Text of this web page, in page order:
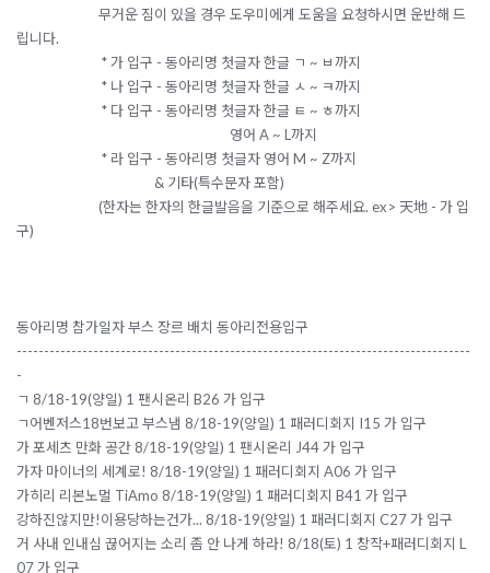
무거운 짐이 있을 경우 도우미에게 도움을 요청하시면 운반해 드
립니다.
* 가 입구 - 동아리명 첫글자 한글 ㄱ ~ ㅂ까지
* 나 입구 - 동아리명 첫글자 한글 ㅅ ~ ㅋ까지
* 다 입구 - 동아리명 첫글자 한글 ㅌ ~ ㅎ까지
영어 A ~ L까지
* 라 입구 - 동아리명 첫글자 영어 M ~ Z까지
& 기타(특수문자 포함)
(한자는 한자의 한글발음을 기준으로 해주세요. ex> 天地 - 가 입
구)
동아리명 참가일자 부스 장르 배치 동아리전용입구
-----------------------------------------------------------------------------------
-
ㄱ 8/18-19(양일) 1 팬시온리 B26 가 입구
ㄱ어벤저스18번보고 부스냄 8/18-19(양일) 1 패러디회지 I15 가 입구
가 포세츠 만화 공간 8/18-19(양일) 1 팬시온리 J44 가 입구
가자 마이너의 세계로! 8/18-19(양일) 1 패러디회지 A06 가 입구
가히리 리본노멀 TiAmo 8/18-19(양일) 1 패러디회지 B41 가 입구
강하진않지만!이용당하는건가... 8/18-19(양일) 1 패러디회지 C27 가 입구
거 사내 인내심 끊어지는 소리 좀 안 나게 하라! 8/18(토) 1 창작+패러디회지 L
07 가 입구